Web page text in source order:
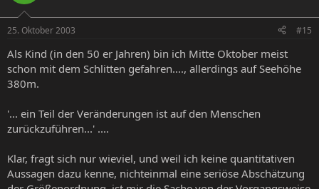
25. Oktober 2003 #15
Als Kind (in den 50 er Jahren) bin ich Mitte Oktober meist
schon mit dem Schlitten gefahren...., allerdings auf Seehöhe
380m.
'... ein Teil der Veränderungen ist auf den Menschen
zurückzuführen...' ....
Klar, fragt sich nur wieviel, und weil ich keine quantitativen
Aussagen dazu kenne, nichteinmal eine seriöse Abschätzung